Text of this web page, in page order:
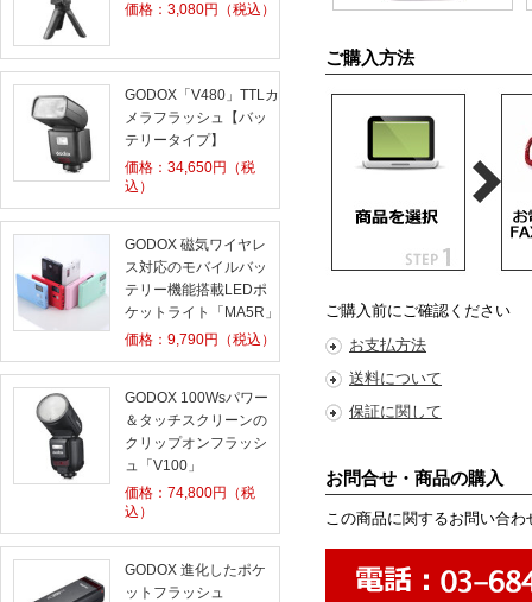
ご購入方法
ご購入前にご確認ください
お支払方法
送料について
保証に関して
お問合せ・商品の購入
この商品に関するお問い合わ
価格： 3,080円（税込）
GODOX「V480」TTLカ
メラフラッシュ【バッ
テリータイプ】
価格： 34,650円（税
込）
GODOX 磁気ワイヤレ
ス対応のモバイルバッ
テリー機能搭載LEDポ
ケットライト「MA5R」
価格： 9,790円（税込）
GODOX 100Wsパワー
＆タッチスクリーンの
クリップオンフラッシ
ュ「V100」
価格： 74,800円（税
込）
GODOX 進化したポケ
ットフラッシュ